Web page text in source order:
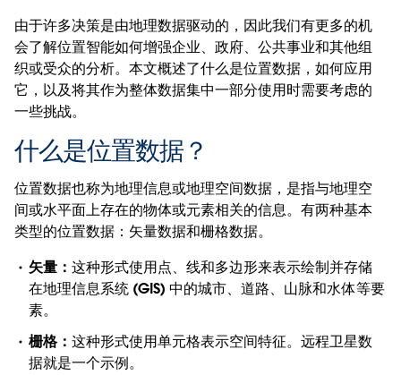
由于许多决策是由地理数据驱动的，因此我们有更多的机
会了解位置智能如何增强企业、政府、公共事业和其他组
织或受众的分析。本文概述了什么是位置数据，如何应用
它，以及将其作为整体数据集中一部分使用时需要考虑的
一些挑战。
什么是位置数据？
位置数据也称为地理信息或地理空间数据，是指与地理空
间或水平面上存在的物体或元素相关的信息。有两种基本
类型的位置数据：矢量数据和栅格数据。
矢量：这种形式使用点、线和多边形来表示绘制并存储
在地理信息系统 (GIS) 中的城市、道路、山脉和水体等要
素。
栅格：这种形式使用单元格表示空间特征。远程卫星数
据就是一个示例。